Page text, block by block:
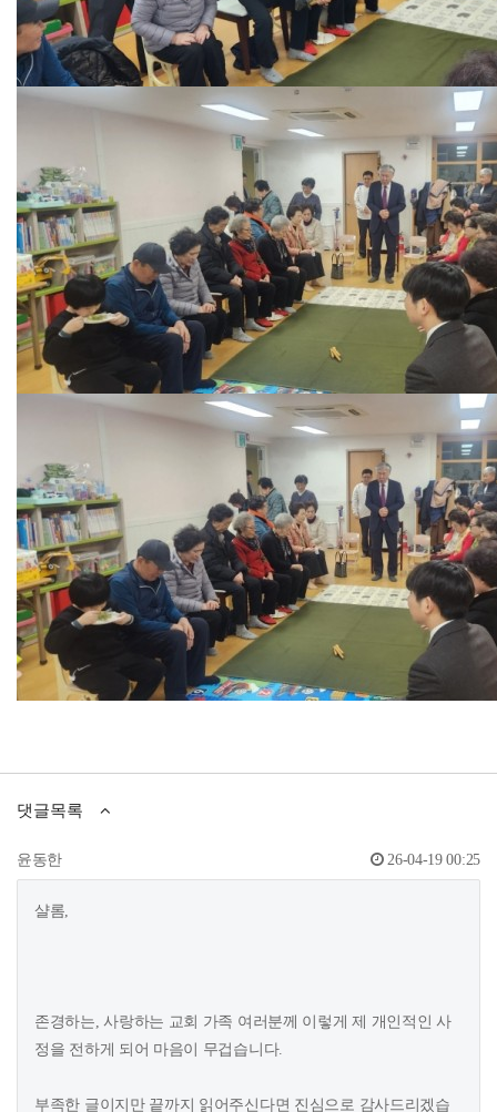
댓글목록
윤동한 26-04-19 00:25
샬롬,
존경하는, 사랑하는 교회 가족 여러분께 이렇게 제 개인적인 사
정을 전하게 되어 마음이 무겁습니다.
부족한 글이지만 끝까지 읽어주신다면 진심으로 감사드리겠습